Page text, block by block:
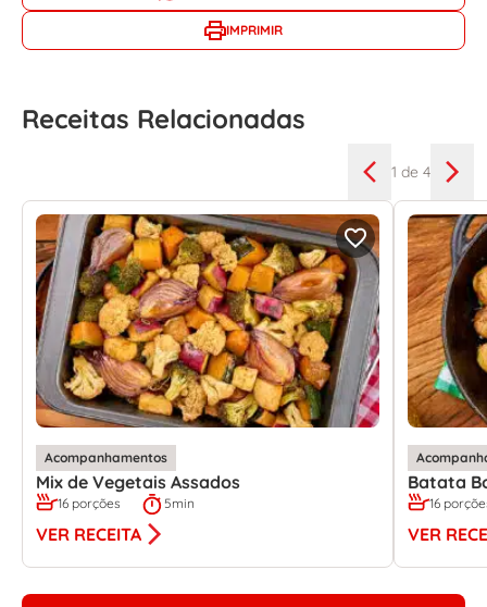
IMPRIMIR
Receitas Relacionadas
1 de 4
Acompanhamentos
Mix de Vegetais Assados
16 porções 5min
VER RECEITA
Batata
16
VER